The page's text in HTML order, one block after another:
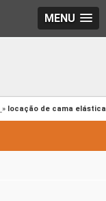
MENU
» locação de cama elástica